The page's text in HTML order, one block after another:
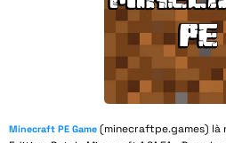
Minecraft PE Game(minecraftpe.games) là